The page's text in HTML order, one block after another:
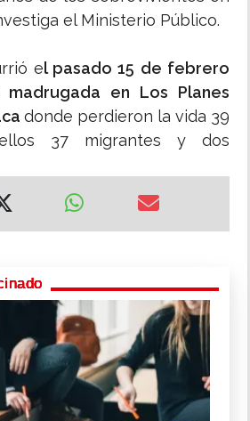
el Ministerio Público.
el pasado 15 de febrero
en Los Planes
donde perdieron la vida 39
37 migrantes y dos